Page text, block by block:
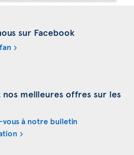
sur Facebook
nos meilleures offres sur les
à notre bulletin